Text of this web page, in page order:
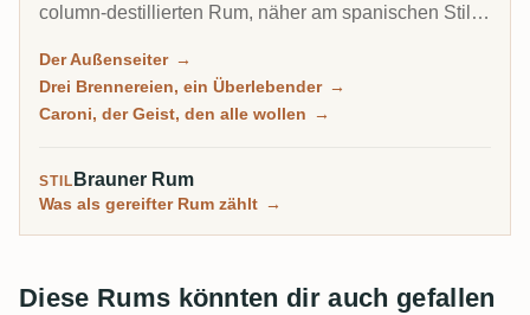
column-destillierten Rum, näher am spanischen Stil
Guyana. Es ist die Heimat von Angostura, dem
berühmtesten Bitter der Welt, und von Caroni, der
Der Außenseiter →
Drei Brennereien, ein Überlebender →
Caroni, der Geist, den alle wollen →
STIL Brauner Rum
Was als gereifter Rum zählt →
Diese Rums könnten dir auch gefallen